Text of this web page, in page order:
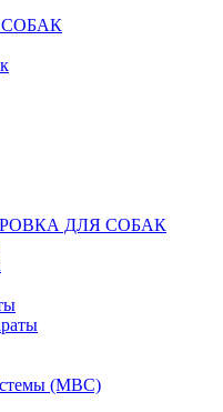
ДЛЯ СОБАК
(МВС)